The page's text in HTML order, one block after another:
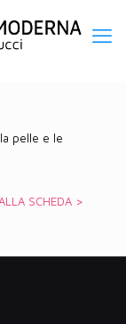
pelle e le
SCHEDA >